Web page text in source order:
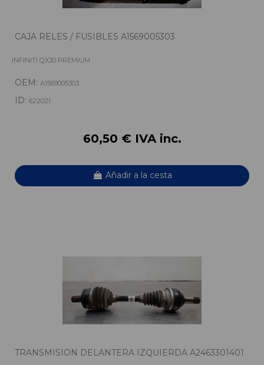
CAJA RELES / FUSIBLES A1569005303
INFINITI QX30 PREMIUM
OEM: A1569005303
ID: 622021
60,50 € IVA inc.
Añadir a la cesta
TRANSMISION DELANTERA IZQUIERDA A2463301401